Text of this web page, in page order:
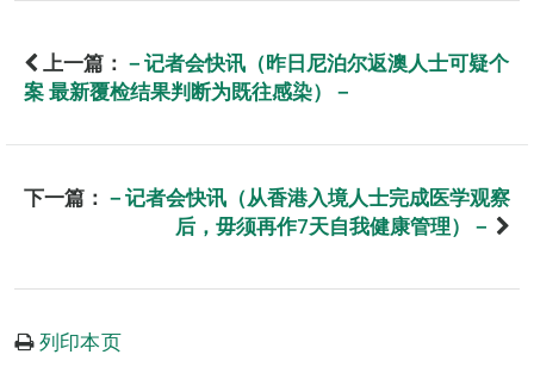
上一篇： －记者会快讯（昨日尼泊尔返澳人士可疑个
案 最新覆检结果判断为既往感染）－
下一篇： －记者会快讯（从香港入境人士完成医学观察
后，毋须再作7天自我健康管理）－
列印本页